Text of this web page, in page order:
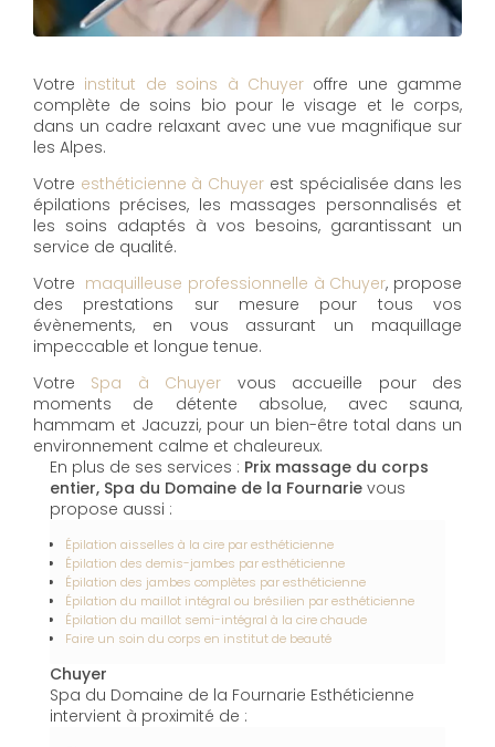
Votre institut de soins à Chuyeroffre une gamme
complète de soins bio pour le visage et le corps,
dans un cadre relaxant avec une vue magnifique sur
les Alpes.
Votre esthéticienne à Chuyer est spécialisée dans les
épilations précises, les massages personnalisés et
les soins adaptés à vos besoins, garantissant un
service de qualité.
Votre maquilleuse professionnelle à Chuyer, propose
des prestations sur mesure pour tous vos
évènements, en vous assurant un maquillage
impeccable et longue tenue.
Votre Spa à Chuyer vous accueille pour des
moments de détente absolue, avec sauna,
hammam et Jacuzzi, pour un bien-être total dans un
environnement calme et chaleureux.
En plus de ses services : Prix massage du corps
entier, Spa du Domaine de la Fournarie vous
propose aussi :
Épilation aisselles à la cire par esthéticienne
Épilation des demis-jambes par esthéticienne
Épilation des jambes complètes par esthéticienne
Épilation du maillot intégral ou brésilien par esthéticienne
Épilation du maillot semi-intégral à la cire chaude
Faire un soin du corps en institut de beauté
Chuyer
Spa du Domaine de la Fournarie Esthéticienne
intervient à proximité de :